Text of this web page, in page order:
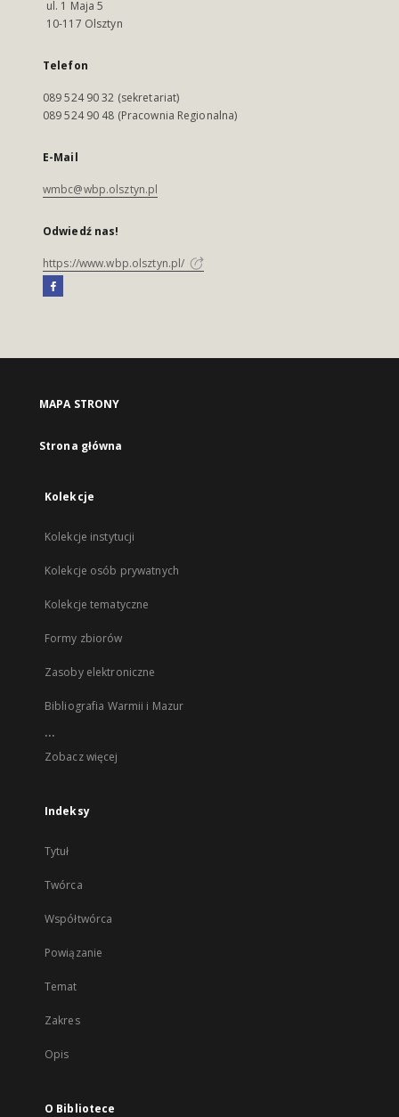
ul. 1 Maja 5
10-117 Olsztyn
Telefon
089 524 90 32 (sekretariat)
089 524 90 48 (Pracownia Regionalna)
E-Mail
wmbc@wbp.olsztyn.pl
Odwiedź nas!
https://www.wbp.olsztyn.pl/
MAPA STRONY
Strona główna
Kolekcje
Kolekcje instytucji
Kolekcje osób prywatnych
Kolekcje tematyczne
Formy zbiorów
Zasoby elektroniczne
Bibliografia Warmii i Mazur
...
Zobacz więcej
Indeksy
Tytuł
Twórca
Współtwórca
Powiązanie
Temat
Zakres
Opis
O Bibliotece